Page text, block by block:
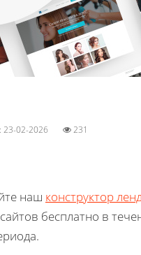
23-02-2026 231
наш конструктор
бесплатно в